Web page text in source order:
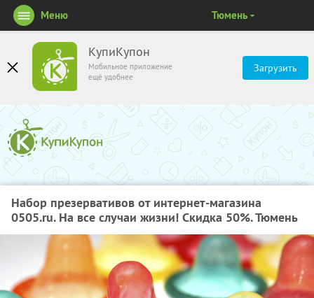
КупиКупон
Мобильное приложение
ещё удобнее
Загрузить
Меню Тюмень
Набор презервативов от интернет-магазина
0505.ru. На все случаи жизни! Скидка 50%. Тюмень